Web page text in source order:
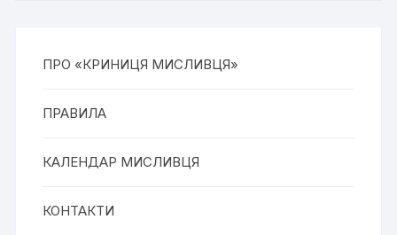
ПРО «КРИНИЦЯ МИСЛИВЦЯ»
ПРАВИЛА
КАЛЕНДАР МИСЛИВЦЯ
КОНТАКТИ